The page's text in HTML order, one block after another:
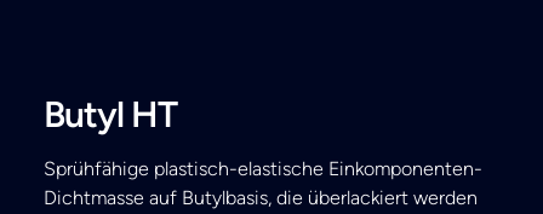
Butyl HT
Sprühfähige plastisch-elastische Einkomponenten-
Dichtmasse auf Butylbasis, die überlackiert werden